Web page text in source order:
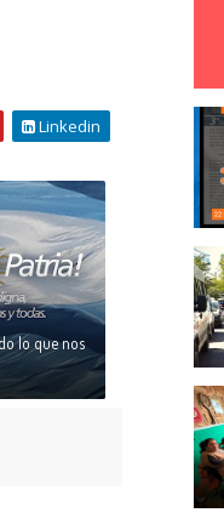
Linkedin
lo que nos